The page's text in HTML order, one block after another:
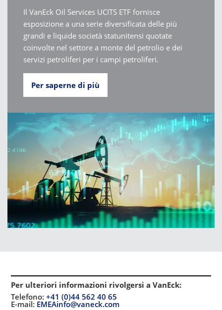
Il VanEck Oil Services UCITS ETF fornisce
esposizione a una serie diversificata delle più
grandi e liquide società statunitensi quotate
coinvolte nel settore a monte del petrolio e dei
servizi petroliferi per i campi petroliferi.
Per saperne di più
Per ulteriori informazioni rivolgersi a VanEck:
Telefono:+41 (0)44 562 40 65
E-mail: EMEAinfo@vaneck.com